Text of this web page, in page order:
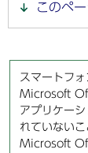
このペ
スマートフォ
Microsoft
アプリケー
れていないこ
Microsoft